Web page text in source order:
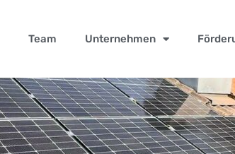
Team Unternehmen